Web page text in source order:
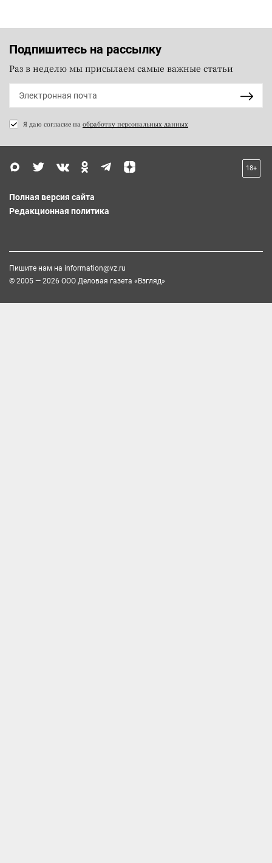
Подпишитесь на рассылку
Раз в неделю мы присылаем самые важные статьи
Я даю согласие на обработку персональных данных
18+
Полная версия сайта
Редакционная политика
Пишите нам на information@vz.ru
© 2005 — 2026 ООО Деловая газета «Взгляд»